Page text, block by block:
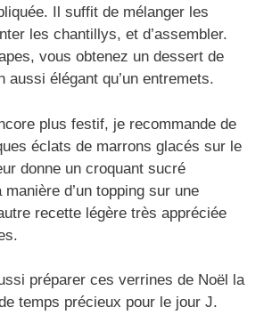
Il suffit de mélanger les
les chantillys, et d’assembler.
vous obtenez un dessert de
aussi élégant qu’un entremets.
plus festif, je recommande de
éclats de marrons glacés sur le
donne un croquant sucré
d’un topping sur une
recette légère très appréciée
préparer ces verrines de Noël la
temps précieux pour le jour J.